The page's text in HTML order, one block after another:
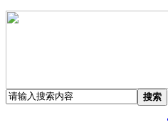
搜索